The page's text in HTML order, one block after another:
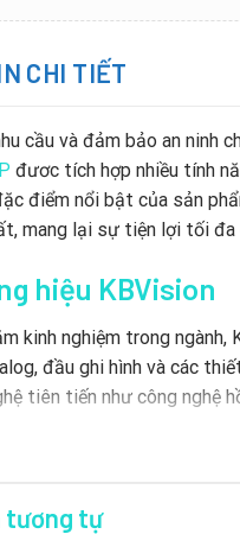
CHI TIẾT
cầu và đảm bảo an ninh
đươc tích hợp nhiều tính
điểm nổi bật của sản
mang lại sự tiện lợi tối
hiệu KBVision
kinh nghiệm trong
đầu ghi hình và các
tiên tiến như công nghệ
tương tự